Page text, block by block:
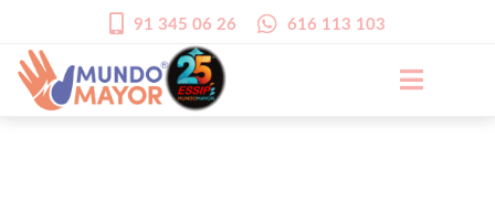
91 345 06 26 616 113 103